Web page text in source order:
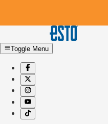
Toggle Menu